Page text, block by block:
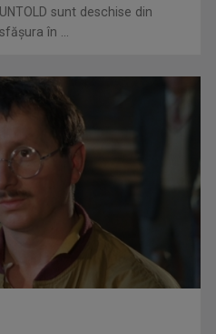
penalty-uri, în timp ce
sunt deschise din
în ...